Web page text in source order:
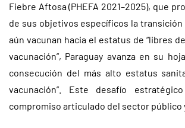
Fiebre Aftosa (PHEFA 2021–2025), que
de sus objetivos específicos la transición
aún vacunan hacia el estatus de “libres
vacunación”, Paraguay avanza en su
consecución del más alto estatus
vacunación”. Este desafío
compromiso articulado del sector público